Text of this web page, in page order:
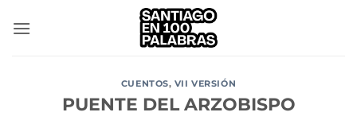
CUENTOS, VII VERSIÓN
PUENTE DEL ARZOBISPO